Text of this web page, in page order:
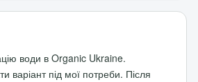
води в Organic Ukraine.
варіант під мої потреби. Після